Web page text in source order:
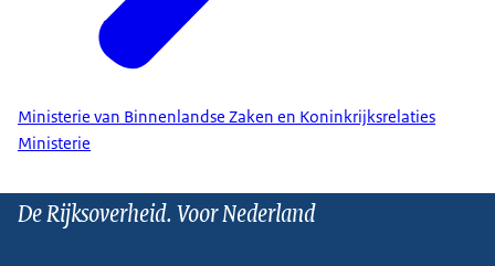
Ministerie van Binnenlandse Zaken en Koninkrijksrelaties
Ministerie
De Rijksoverheid. Voor Nederland